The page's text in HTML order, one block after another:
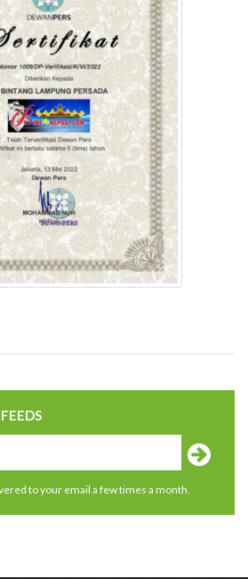
to your email a few times a month.